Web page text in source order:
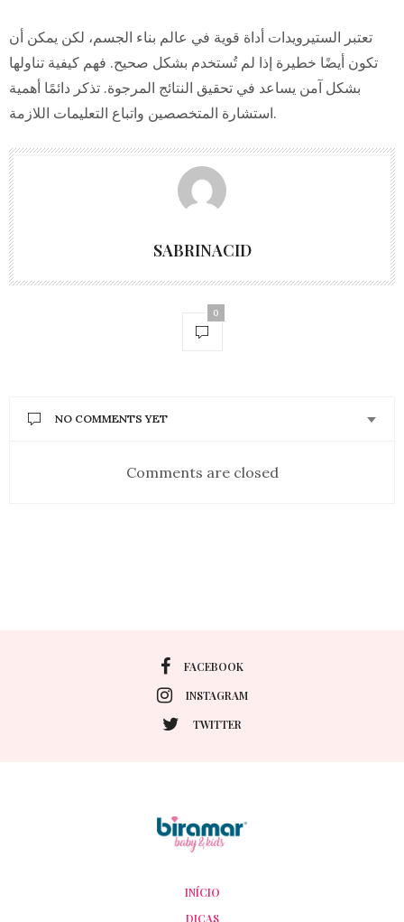
تعتبر الستيرويدات أداة قوية في عالم بناء الجسم، لكن يمكن أن
تكون أيضًا خطيرة إذا لم تُستخدم بشكل صحيح. فهم كيفية تناولها
بشكل آمن يساعد في تحقيق النتائج المرجوة. تذكر دائمًا أهمية
استشارة المتخصصين واتباع التعليمات اللازمة.
SABRINACID
0
NO COMMENTS YET
Comments are closed
FACEBOOK
INSTAGRAM
TWITTER
INÍCIO
DICAS